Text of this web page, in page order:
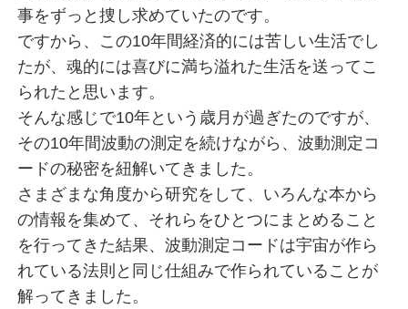
事をずっと捜し求めていたのです。
ですから、この10年間経済的には苦しい生活でし
たが、魂的には喜びに満ち溢れた生活を送ってこ
られたと思います。
そんな感じで10年という歳月が過ぎたのですが、
その10年間波動の測定を続けながら、波動測定コ
ードの秘密を紐解いてきました。
さまざまな角度から研究をして、いろんな本から
の情報を集めて、それらをひとつにまとめること
を行ってきた結果、波動測定コードは宇宙が作ら
れている法則と同じ仕組みで作られていることが
解ってきました。